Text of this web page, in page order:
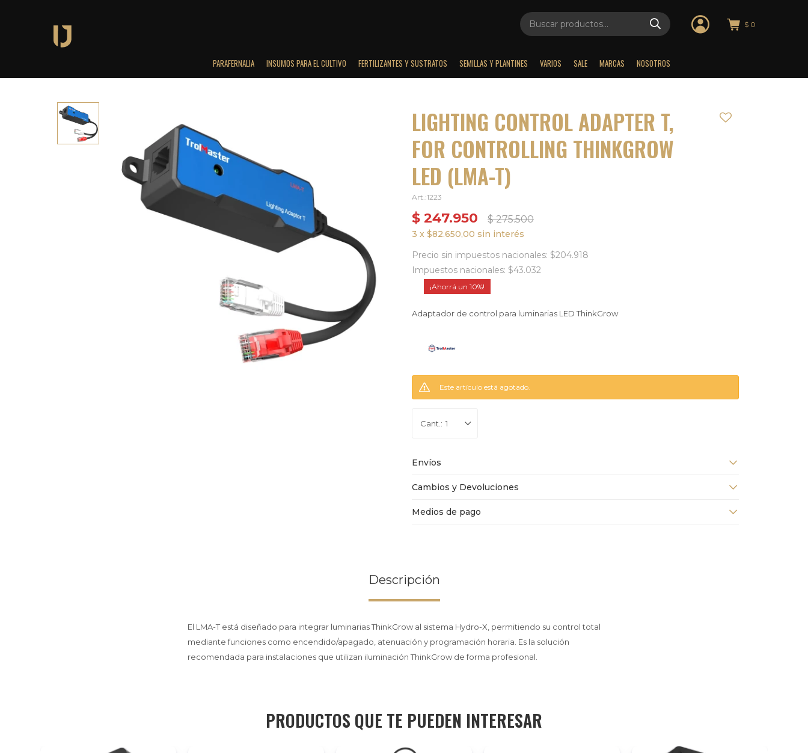
PARAFERNALIA INSUMOS PARA EL CULTIVO FERTILIZANTES Y SUSTRATOS SEMILLAS Y PLANTINES VARIOS SALE MARCAS NOSOTROS
$ 0
LIGHTING CONTROL ADAPTER T,
FOR CONTROLLING THINKGROW
LED (LMA-T)
1223
$ 247.950 $ 275.500
3 x $82.650,00 sin interés
Precio sin impuestos nacionales: $204.918
Impuestos nacionales: $43.032
10
Adaptador de control para luminarias LED ThinkGrow
Este artículo está agotado.
1
Envíos
Cambios y Devoluciones
Medios de pago
Descripción
El LMA-T está diseñado para integrar luminarias ThinkGrow al sistema Hydro-X, permitiendo su control total
mediante funciones como encendido/apagado, atenuación y programación horaria. Es la solución
recomendada para instalaciones que utilizan iluminación ThinkGrow de forma profesional.
PRODUCTOS QUE TE PUEDEN INTERESAR